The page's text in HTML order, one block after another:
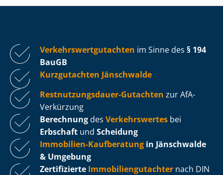
Ver­kehrs­wert­gut­ach­ten im Sinne des § 194
BauGB
Kurzgutachten Jänschwalde
Rest­nut­zungs­dau­er-Gutachten zur AfA-
Verkürzung
Berechnung des Verkehrswertes bei
Erbschaft und Scheidung
Immobilien-Kaufberatung in Jänschwalde
& Umgebung
Zertifizierte Im­mo­bi­li­en­gut­ach­ter nach DIN